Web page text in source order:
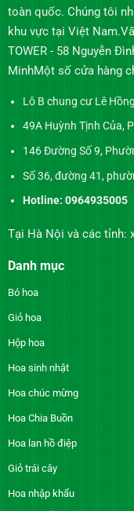
toàn quốc. Chúng tôi
khu vực tại Việt
TOWER - 58 Nguyễn
MinhMột số cửa hàng
Lô B chung cư Lê
49A Huỳnh Tịnh Của,
146 Đường Số 9,
Số 36, đường 41,
Hotline: 0964935005
Tại Hà Nội và các tỉnh:
Danh mục
Bó hoa
Giỏ hoa
Hộp hoa
Hoa sinh nhật
Hoa chúc mừng
Hoa Chia Buồn
Hoa lan hồ điệp
Giỏ trái cây
Hoa nhập khẩu